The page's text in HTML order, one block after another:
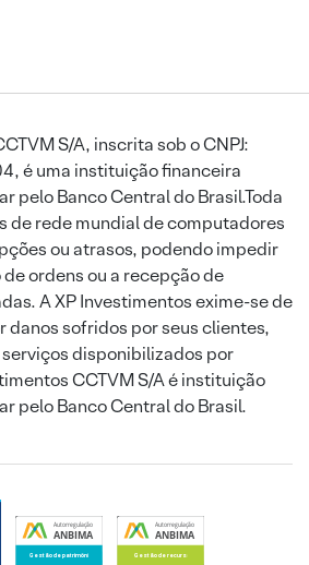
S/A, inscrita sob o CNPJ:
é uma instituição financeira
pelo Banco Central do Brasil.Toda
de rede mundial de computadores
ou atrasos, podendo impedir
ordens ou a recepção de
A XP Investimentos exime-se de
danos sofridos por seus clientes,
disponibilizados por
CCTVM S/A é instituição
pelo Banco Central do Brasil.